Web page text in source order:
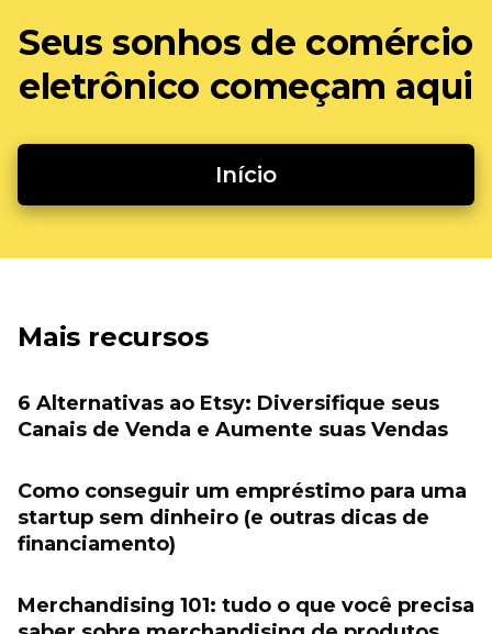
Seus sonhos de comércio
eletrônico começam aqui
Início
Mais recursos
6 Alternativas ao Etsy: Diversifique seus
Canais de Venda e Aumente suas Vendas
Como conseguir um empréstimo para uma
startup sem dinheiro (e outras dicas de
financiamento)
Merchandising 101: tudo o que você precisa